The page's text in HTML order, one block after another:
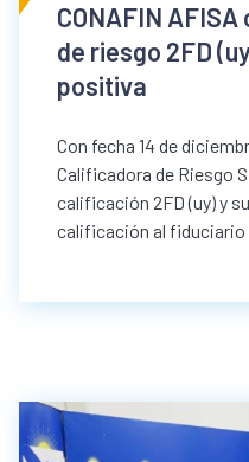
CONAFIN
de riesgo 2FD
positiva
Con fecha 14 de
Calificadora de Riesgo
calificación 2FD (uy) y
calificación al fiduciario